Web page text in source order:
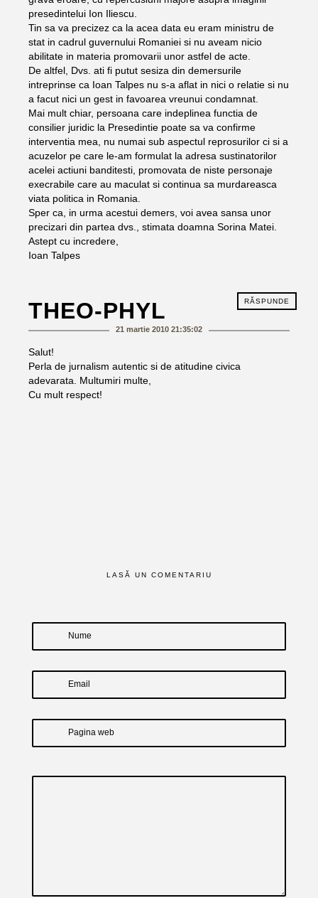
presedintelui Ion Iliescu.
Tin sa va precizez ca la acea data eu eram ministru de
stat in cadrul guvernului Romaniei si nu aveam nicio
abilitate in materia promovarii unor astfel de acte.
De altfel, Dvs. ati fi putut sesiza din demersurile
intreprinse ca Ioan Talpes nu s-a aflat in nici o relatie si nu
a facut nici un gest in favoarea vreunui condamnat.
Mai mult chiar, persoana care indeplinea functia de
consilier juridic la Presedintie poate sa va confirme
interventia mea, nu numai sub aspectul reprosurilor ci si a
acuzelor pe care le-am formulat la adresa sustinatorilor
acelei actiuni banditesti, promovata de niste personaje
execrabile care au maculat si continua sa murdareasca
viata politica in Romania.
Sper ca, in urma acestui demers, voi avea sansa unor
precizari din partea dvs., stimata doamna Sorina Matei.
Astept cu incredere,
Ioan Talpes
RĂSPUNDE
THEO-PHYL
21 martie 2010 21:35:02
Salut!
Perla de jurnalism autentic si de atitudine civica
adevarata. Multumiri multe,
Cu mult respect!
LASĂ UN COMENTARIU
Nume
Email
Pagina web